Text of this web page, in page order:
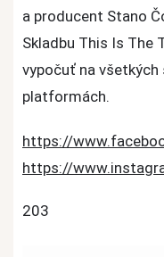
a producent Stano
Skladbu This Is The
vypočuť na
platformách.
https://
https://
203